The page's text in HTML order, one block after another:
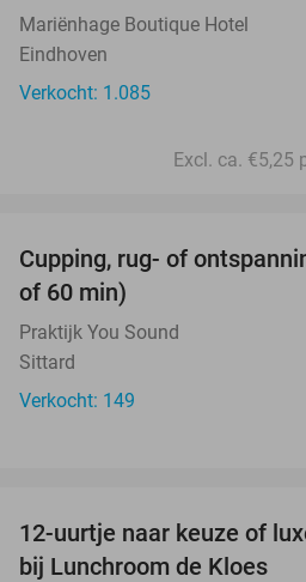
Mariënhage Boutique Hotel
Eindhoven
Verkocht: 1.085
Excl. ca. €5,25
Cupping, rug- of
of 60 min)
Praktijk You Sound
Sittard
Verkocht: 149
12-uurtje naar keuze of
bij Lunchroom de Kloes